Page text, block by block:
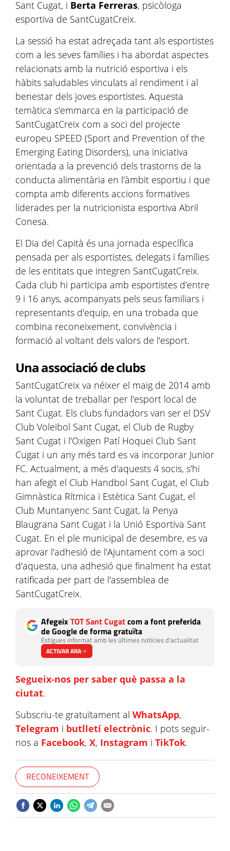
Sant Cugat, i Berta Ferreras, psicòloga
esportiva de SantCugatCreix.
La sessió ha estat adreçada tant als esportistes
com a les seves famílies i ha abordat aspectes
relacionats amb la nutrició esportiva i els
hàbits saludables vinculats al rendiment i al
benestar dels joves esportistes. Aquesta
temàtica s'emmarca en la participació de
SantCugatCreix com a soci del projecte
europeu SPEED (Sport and Prevention of the
Emerging Eating Disorders), una iniciativa
orientada a la prevenció dels trastorns de la
conducta alimentària en l'àmbit esportiu i que
compta amb diferents accions formatives
liderades per la nutricionista esportiva Abril
Conesa.
El Dia del Capità és una jornada específica
pensada per als esportistes, delegats i famílies
de les entitats que integren SantCugatCreix.
Cada club hi participa amb esportistes d'entre
9 i 16 anys, acompanyats pels seus familiars i
representants d'equip, en una trobada que
combina reconeixement, convivència i
formació al voltant dels valors de l'esport.
Una associació de clubs
SantCugatCreix va néixer el maig de 2014 amb
la voluntat de treballar per l'esport local de
Sant Cugat. Els clubs fundadors van ser el DSV
Club Voleibol Sant Cugat, el Club de Rugby
Sant Cugat i l'Oxigen Patí Hoquei Club Sant
Cugat i un any més tard es va incorporar Junior
FC. Actualment, a més d'aquests 4 socis, s'hi
han afegit el Club Handbol Sant Cugat, el Club
Gimnàstica Rítmica i Estètica Sant Cugat, el
Club Muntanyenc Sant Cugat, la Penya
Blaugrana Sant Cugat i la Unió Esportiva Sant
Cugat. En el ple municipal de desembre, es va
aprovar l'adhesió de l'Ajuntament com a soci
d'aquesta, una adhesió que finalment ha estat
ratificada per part de l'assemblea de
SantCugatCreix.
AfegeixTOT Sant Cugatcom a font preferida
de Google de forma gratuïta
Estigues informat amb les últimes notícies d'actualitat
ACTIVAR ARA
Segueix-nos per saber què passa a la
ciutat.
Subscriu-te gratuïtament al WhatsApp,
Telegram i butlletí electrònic. I pots seguir-
nos a Facebook, X, Instagram i TikTok.
RECONEIXEMENT